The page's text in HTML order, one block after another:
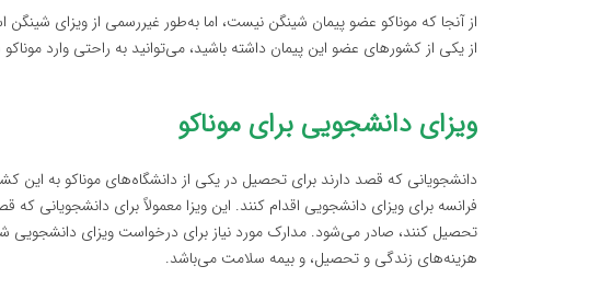
از آنجا که موناکو عضو پیمان شینگن نیست، اما به‌طور غیررسمی از ویزای
از یکی از کشورهای عضو این پیمان داشته باشید، می‌توانید به راحتی وارد
ویزای دانشجویی برای موناکو
دانشجویانی که قصد دارند برای تحصیل در یکی از دانشگاه‌های موناکو به این
فرانسه برای ویزای دانشجویی اقدام کنند. این ویزا معمولاً برای دانشجویانی
تحصیل کنند، صادر می‌شود. مدارک مورد نیاز برای درخواست ویزای دانشجویی
هزینه‌های زندگی و تحصیل، و بیمه سلامت می‌باشد.